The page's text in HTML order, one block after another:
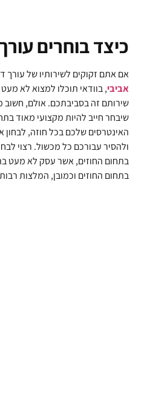
כיצד בוחרים
אם אתם זקוקים לשירותיו של עורך
אביבי, בוודאי תוכלו למצוא לא
שירותם זה בסביבתכם. אולם, חשוב
שיבחר חייב להיות מקצועי מאוד
האינטרסים שלכם בכל חוזה, לבחון
ולהסיר עבורכם כל מכשול. רצוי
בתחום החוזים, אשר עסק לא מעט
בתחום החוזים וכמובן, המלצות